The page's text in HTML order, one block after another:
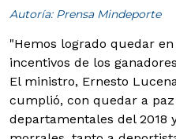
Autoría: Prensa Mindeporte
"Hemos logrado quedar
incentivos de los
El ministro, Ernesto
cumplió, con quedar a
departamentales del 2018